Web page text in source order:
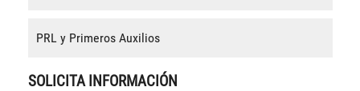
PRL y Primeros Auxilios
SOLICITA INFORMACIÓN